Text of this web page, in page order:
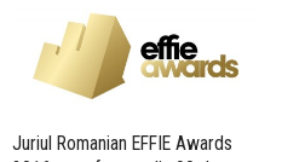
Juriul Romanian EFFIE Awards